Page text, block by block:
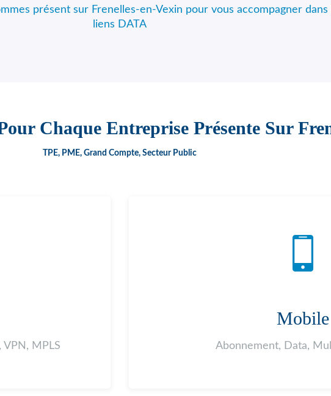
présent sur Frenelles-en-Vexin pour vous accompagner
liens DATA
Chaque Entreprise Présente Sur
TPE, PME, Grand Compte, Secteur Public
VPN, MPLS
Mobile
Abonnement, Data,